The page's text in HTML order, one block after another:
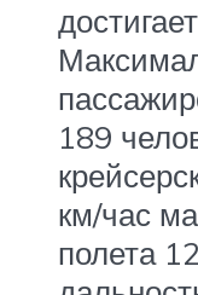
189
км/час
полета